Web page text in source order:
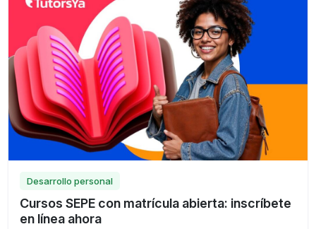
Desarrollo personal
Cursos SEPE con matrícula abierta: inscríbete
en línea ahora